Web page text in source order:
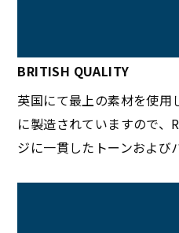
BRITISH QUALITY
英国にて最上の素材を使用
に製造されていますので
ジに一貫したトーンおよび